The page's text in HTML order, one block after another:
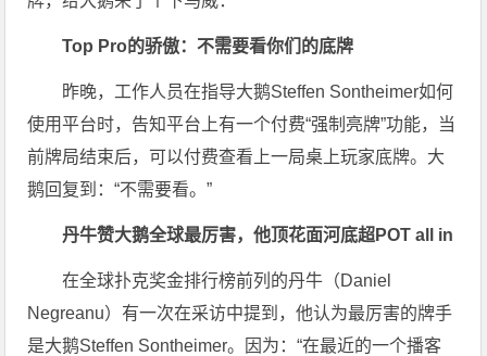
Top Pro的骄傲：不需要看你们的底牌
昨晚，工作人员在指导大鹅Steffen Sontheimer如何
使用平台时，告知平台上有一个付费“强制亮牌”功能，当
前牌局结束后，可以付费查看上一局桌上玩家底牌。大
鹅回复到：“不需要看。”
丹牛赞大鹅全球最厉害，他顶花面河底超POT all in
在全球扑克奖金排行榜前列的丹牛（Daniel
Negreanu）有一次在采访中提到，他认为最厉害的牌手
是大鹅Steffen Sontheimer。因为：“在最近的一个播客